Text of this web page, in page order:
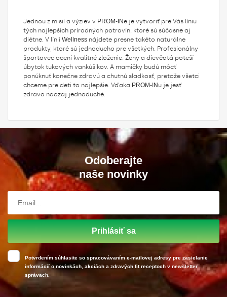
Jednou z misií a výziev v PROM-INe je vytvoriť pre Vás líniu
tých najlepších prírodných potravín, ktoré sú súčasne aj
diétne. V línii Wellness nájdete presne takéto naturálne
produkty, ktoré sú jednoducho pre všetkých. Profesionálny
športovec ocení kvalitné zloženie. Ženy a dievčatá poteší
úbytok tukových vankúšikov. A mamičky budú môcť
ponúknuť konečne zdravú a chutnú sladkosť, pretože všetci
chceme pre deti to najlepšie. Vďaka PROM-IN u je jesť
zdravo naozaj jednoduché.
Odoberajte
naše novinky
Prihlásiť sa
Potvrdením súhlasite so spracovávaním e-mailovej adresy pre zasielanie
informácií o novinkách, akciách a zdravých fit receptoch v newsletter
správach.